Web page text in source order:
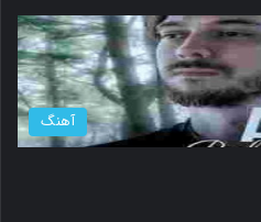
آهنگ